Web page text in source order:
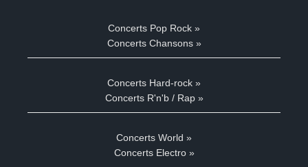
Concerts Pop Rock »
Concerts Chansons »
Concerts Hard-rock »
Concerts R'n'b / Rap »
Concerts World »
Concerts Electro »